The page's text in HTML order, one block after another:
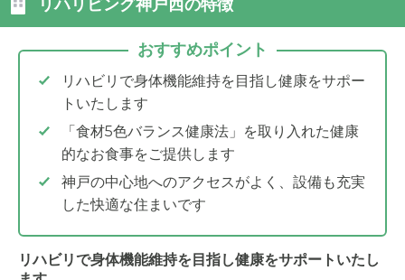
リハリビング神戸西の特徴
おすすめポイント
リハビリで身体機能維持を目指し健康をサポー
トいたします
「食材5色バランス健康法」を取り入れた健康
的なお食事をご提供します
神戸の中心地へのアクセスがよく、設備も充実
した快適な住まいです
リハビリで身体機能維持を目指し健康をサポートいたし